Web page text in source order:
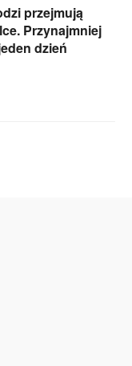
przejmują
Przynajmniej
dzień